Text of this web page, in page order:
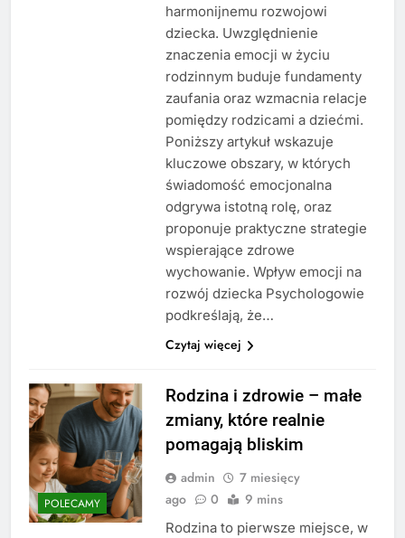
harmonijnemu rozwojowi
dziecka. Uwzględnienie
znaczenia emocji w życiu
rodzinnym buduje fundamenty
zaufania oraz wzmacnia relacje
pomiędzy rodzicami a dziećmi.
Poniższy artykuł wskazuje
kluczowe obszary, w których
świadomość emocjonalna
odgrywa istotną rolę, oraz
proponuje praktyczne strategie
wspierające zdrowe
wychowanie. Wpływ emocji na
rozwój dziecka Psychologowie
podkreślają, że…
Czytaj więcej
POLECAMY
Rodzina i zdrowie – małe
zmiany, które realnie
pomagają bliskim
admin
7 miesięcy
ago
0 9 mins
Rodzina to pierwsze miejsce, w